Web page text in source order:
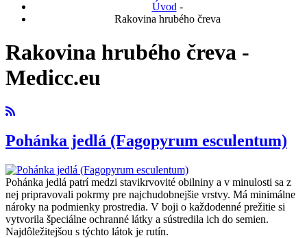
Úvod -
Rakovina hrubého čreva
Rakovina hrubého čreva -
Medicc.eu
Pohánka jedlá (Fagopyrum esculentum)
Pohánka jedlá patrí medzi stavikrvovité obilniny a v minulosti sa z
nej pripravovali pokrmy pre najchudobnejšie vrstvy. Má minimálne
nároky na podmienky prostredia. V boji o každodenné prežitie si
vytvorila špeciálne ochranné látky a sústredila ich do semien.
Najdôležitejšou s týchto látok je rutín.